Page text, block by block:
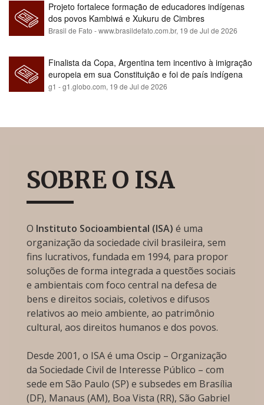
Projeto fortalece formação de educadores indígenas
dos povos Kambiwá e Xukuru de Cimbres
Brasil de Fato - www.brasildefato.com.br, 19 de Jul de 2026
Finalista da Copa, Argentina tem incentivo à imigração
europeia em sua Constituição e foi de país indígena
para maioria branca
g1 - g1.globo.com, 19 de Jul de 2026
SOBRE O ISA
O Instituto Socioambiental (ISA) é uma
organização da sociedade civil brasileira, sem
fins lucrativos, fundada em 1994, para propor
soluções de forma integrada a questões sociais
e ambientais com foco central na defesa de
bens e direitos sociais, coletivos e difusos
relativos ao meio ambiente, ao patrimônio
cultural, aos direitos humanos e dos povos.
Desde 2001, o ISA é uma Oscip – Organização
da Sociedade Civil de Interesse Público – com
sede em São Paulo (SP) e subsedes em Brasília
(DF), Manaus (AM), Boa Vista (RR), São Gabriel